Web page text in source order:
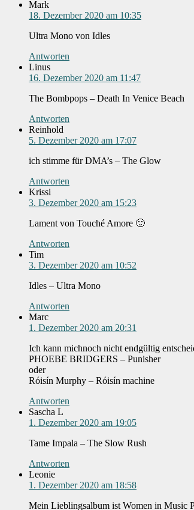
Mark
18. Dezember 2020 am 10:35
Ultra Mono von Idles
Antworten
Linus
16. Dezember 2020 am 11:47
The Bombpops – Death In Venice Beach
Antworten
Reinhold
5. Dezember 2020 am 17:07
ich stimme für DMA’s – The Glow
Antworten
Krissi
3. Dezember 2020 am 15:23
Lament von Touché Amore 🙂
Antworten
Tim
3. Dezember 2020 am 10:52
Idles – Ultra Mono
Antworten
Marc
1. Dezember 2020 am 20:31
Ich kann michnoch nicht endgültig
PHOEBE BRIDGERS – Punisher
oder
Róisín Murphy – Róisín machine
Antworten
Sascha L
1. Dezember 2020 am 19:05
Tame Impala – The Slow Rush
Antworten
Leonie
1. Dezember 2020 am 18:58
Mein Lieblingsalbum ist Women in Music